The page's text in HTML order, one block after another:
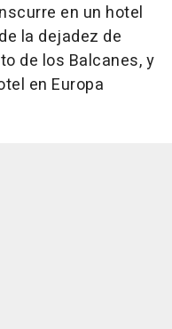
en un hotel
la dejadez de
de los Balcanes, y
en Europa